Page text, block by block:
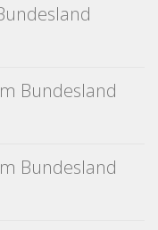
Bundesland
Bundesland